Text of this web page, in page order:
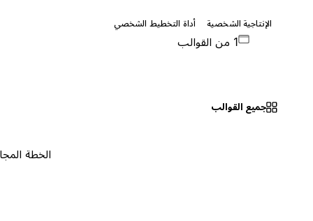
الإنتاجية الشخصية أداة التخطيط الشخصي
جميع القوالب
الخطة المجانية ٠